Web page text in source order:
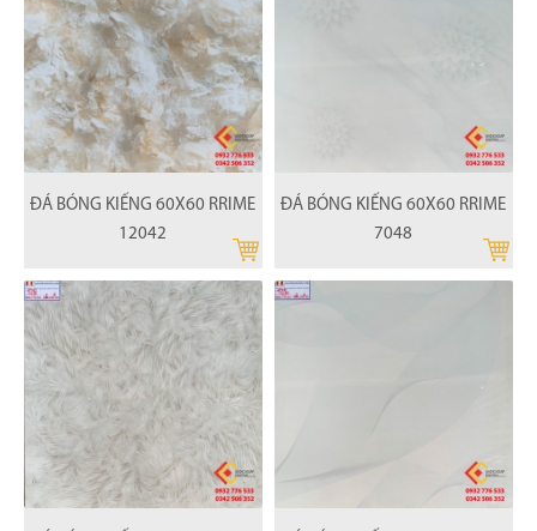
ĐÁ BÓNG KIẾNG 60X60 RRIME
12042
ĐÁ BÓNG KIẾNG 60X60 RRIME
7048